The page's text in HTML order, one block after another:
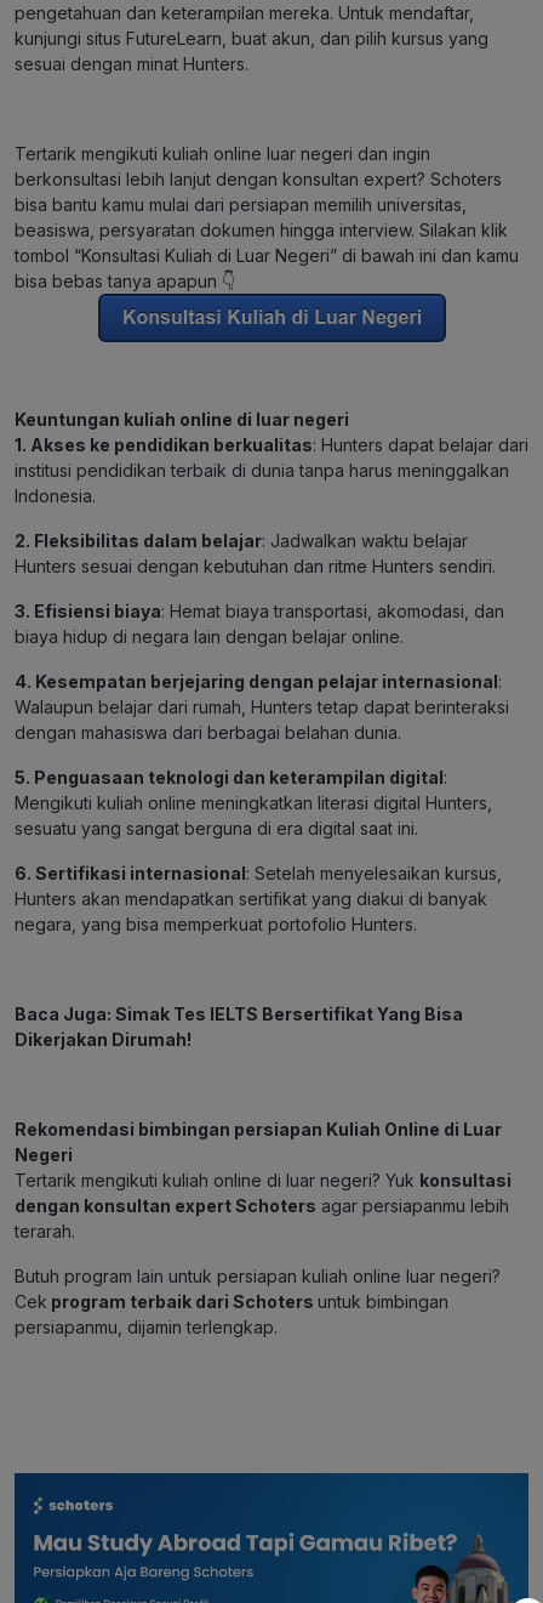
pengetahuan dan keterampilan mereka. Untuk mendaftar,
kunjungi situs FutureLearn, buat akun, dan pilih kursus yang
sesuai dengan minat Hunters.
Tertarik mengikuti kuliah online luar negeri dan ingin
berkonsultasi lebih lanjut dengan konsultan expert? Schoters
bisa bantu kamu mulai dari persiapan memilih universitas,
beasiswa, persyaratan dokumen hingga interview. Silakan klik
tombol “Konsultasi Kuliah di Luar Negeri” di bawah ini dan kamu
bisa bebas tanya apapun 👇
Keuntungan kuliah online di luar negeri
1. Akses ke pendidikan berkualitas: Hunters dapat belajar dari
institusi pendidikan terbaik di dunia tanpa harus meninggalkan
Indonesia.
2. Fleksibilitas dalam belajar: Jadwalkan waktu belajar
Hunters sesuai dengan kebutuhan dan ritme Hunters sendiri.
3. Efisiensi biaya: Hemat biaya transportasi, akomodasi, dan
biaya hidup di negara lain dengan belajar online.
4. Kesempatan berjejaring dengan pelajar internasional:
Walaupun belajar dari rumah, Hunters tetap dapat berinteraksi
dengan mahasiswa dari berbagai belahan dunia.
5. Penguasaan teknologi dan keterampilan digital:
Mengikuti kuliah online meningkatkan literasi digital Hunters,
sesuatu yang sangat berguna di era digital saat ini.
6. Sertifikasi internasional: Setelah menyelesaikan kursus,
Hunters akan mendapatkan sertifikat yang diakui di banyak
negara, yang bisa memperkuat portofolio Hunters.
Baca Juga: Simak Tes IELTS Bersertifikat Yang Bisa
Dikerjakan Dirumah!
Rekomendasi bimbingan persiapan Kuliah Online di Luar
Negeri
Tertarik mengikuti kuliah online di luar negeri? Yuk konsultasi
dengan konsultan expert Schoters agar persiapanmu lebih
terarah.
Butuh program lain untuk persiapan kuliah online luar negeri?
Cek program terbaik dari Schoters untuk bimbingan
persiapanmu, dijamin terlengkap.